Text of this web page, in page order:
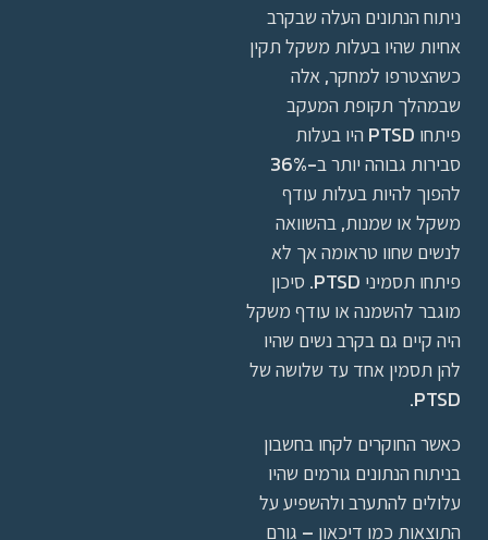
ניתוח הנתונים העלה שבקרב
אחיות שהיו בעלות משקל תקין
כשהצטרפו למחקר, אלה
שבמהלך תקופת המעקב
פיתחו PTSD היו בעלות
סבירות גבוהה יותר ב-36%
להפוך להיות בעלות עודף
משקל או שמנות, בהשוואה
לנשים שחוו טראומה אך לא
פיתחו תסמיני PTSD. סיכון
מוגבר להשמנה או עודף משקל
היה קיים גם בקרב נשים שהיו
להן תסמין אחד עד שלושה של
PTSD.
כאשר החוקרים לקחו בחשבון
בניתוח הנתונים גורמים שהיו
עלולים להתערב ולהשפיע על
התוצאות כמו דיכאון – גורם